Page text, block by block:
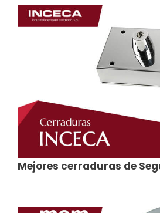
Mejores cerraduras de